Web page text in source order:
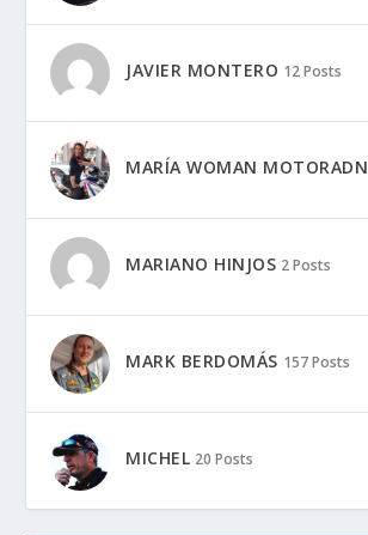
JAVIER MONTERO 12 Posts
MARÍA WOMAN MOTORADN
MARIANO HINJOS 2 Posts
MARK BERDOMÁS 157 Posts
MICHEL 20 Posts